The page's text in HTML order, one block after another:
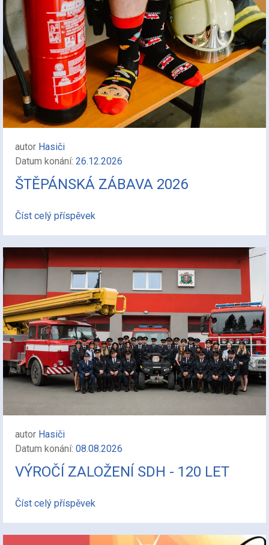
autor Hasiči
Datum konání: 26.12.2026
ŠTĚPÁNSKÁ ZÁBAVA 2026
Číst celý příspěvek
autor Hasiči
Datum konání: 08.08.2026
VÝROČÍ ZALOŽENÍ SDH - 120 LET
Číst celý příspěvek